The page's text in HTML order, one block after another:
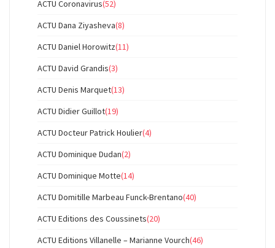
ACTU Coronavirus(52)
ACTU Dana Ziyasheva(8)
ACTU Daniel Horowitz(11)
ACTU David Grandis(3)
ACTU Denis Marquet(13)
ACTU Didier Guillot(19)
ACTU Docteur Patrick Houlier(4)
ACTU Dominique Dudan(2)
ACTU Dominique Motte(14)
ACTU Domitille Marbeau Funck-Brentano(40)
ACTU Editions des Coussinets(20)
ACTU Editions Villanelle – Marianne Vourch(46)